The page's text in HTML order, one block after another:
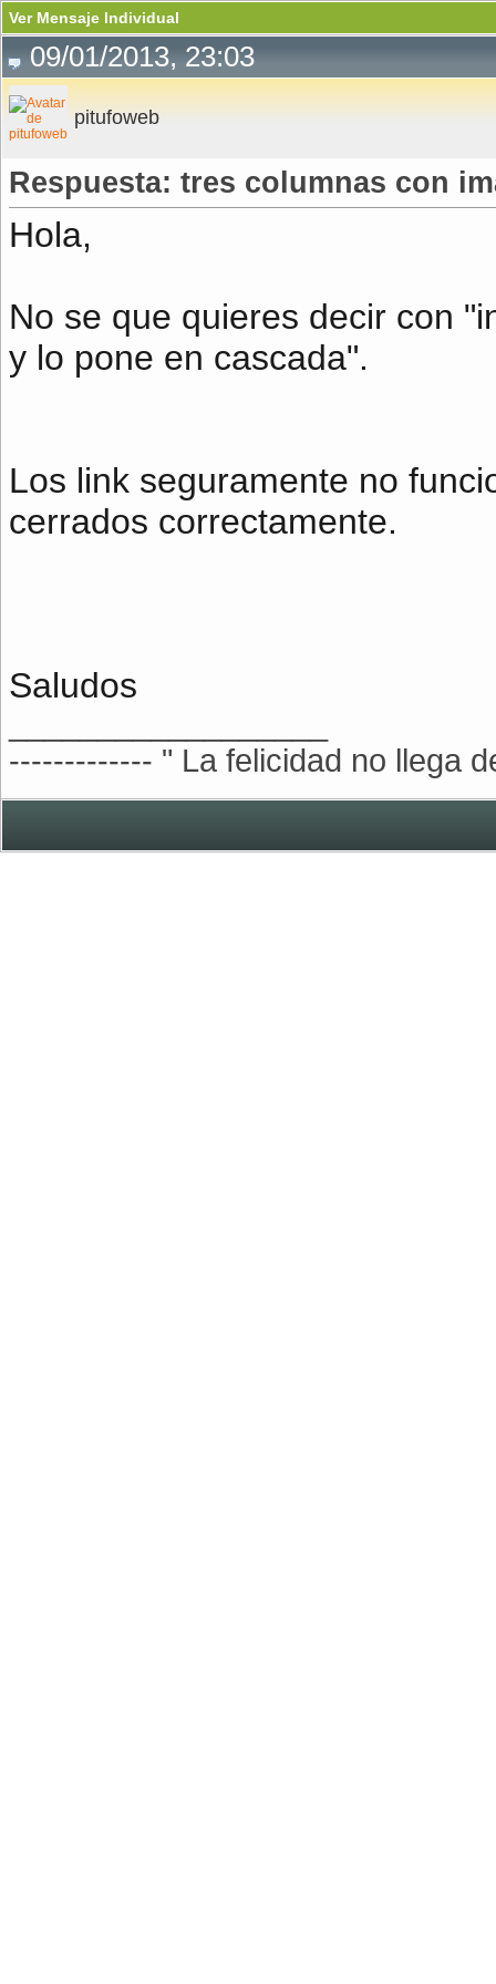
Ver Mensaje Individual
09/01/2013, 23:03
pitufoweb
Respuesta: tres columnas con
Hola,
No se que quieres decir con
y lo pone en cascada".
Los link seguramente no
cerrados correctamente.
Saludos
------------- " La felicidad no llega